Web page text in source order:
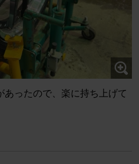
あったので、楽に持ち上げて